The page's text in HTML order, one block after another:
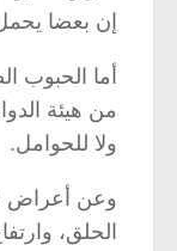
إن بعضا
ولا للحوامل.
وعن أعراض
الحلق،